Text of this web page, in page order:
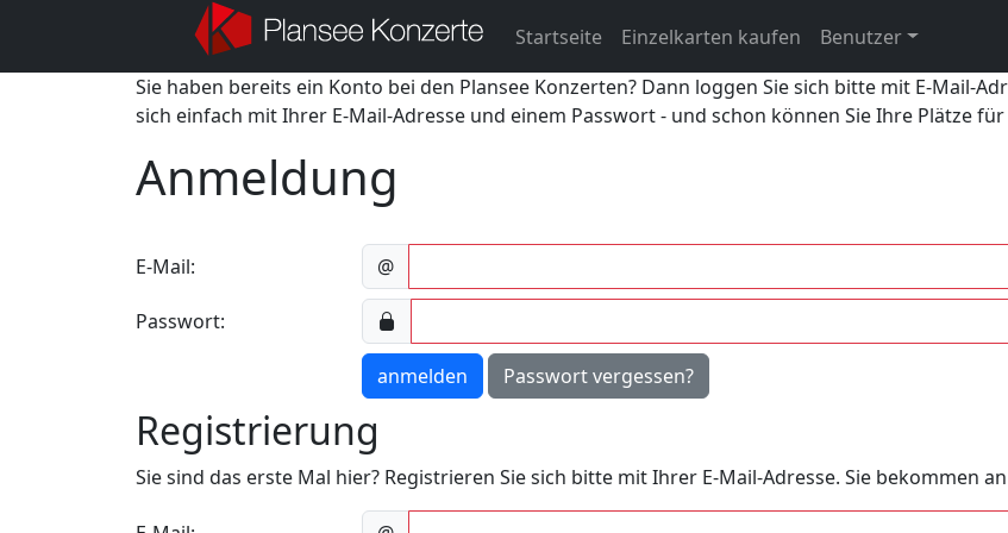
Startseite Einzelkarten kaufen
Benutzer
Sie haben bereits ein Konto bei den Plansee Konzerten? Dann loggen Sie sich bitte mit E-Mail-
sich einfach mit Ihrer E-Mail-Adresse und einem Passwort - und schon können Sie Ihre Plätze
Anmeldung
E-Mail: @
Passwort:
anmelden Passwort vergessen?
Registrierung
Sie sind das erste Mal hier? Registrieren Sie sich bitte mit Ihrer E-Mail-Adresse. Sie bekommen